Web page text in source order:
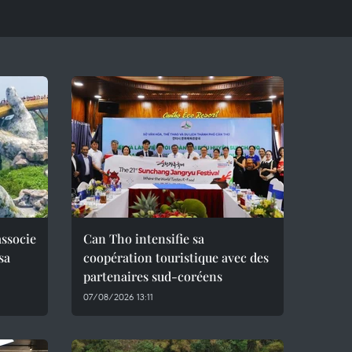
Can Tho intensifie sa
coopération touristique avec des
partenaires sud-coréens
07/08/2026 13:11